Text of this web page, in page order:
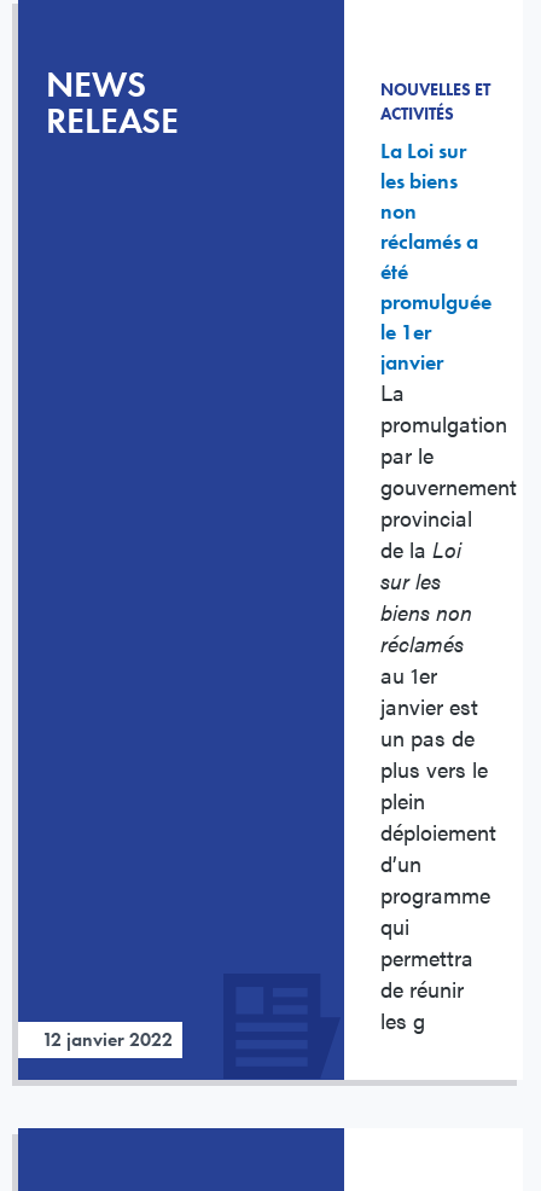
NEWS
RELEASE
12 janvier 2022
NOUVELLES ET
ACTIVITÉS
La Loi sur
les biens
non
réclamés a
été
promulguée
le 1er
janvier
La
promulgation
par le
gouvernement
provincial
de la Loi
sur les
biens non
réclamés
au 1er
janvier est
un pas de
plus vers le
plein
déploiement
d’un
programme
qui
permettra
de réunir
les g